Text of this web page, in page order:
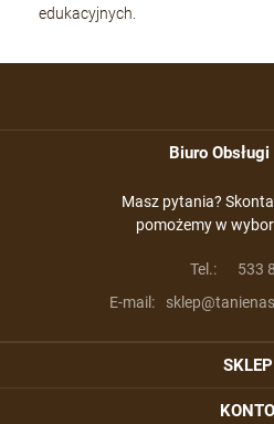
edukacyjnych.
Biuro
Masz pytania?
pomożemy w
Tel.:
533
E-mail:
SKLEP
KONTO